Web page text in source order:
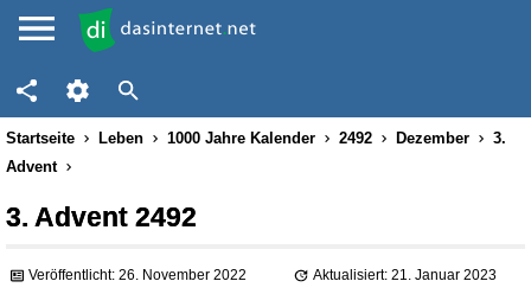
Startseite Leben 1000 Jahre Kalender 2492 Dezember
3.
Advent
3. Advent 2492
Veröffentlicht: 26. November 2022
Aktualisiert: 21. Januar 2023